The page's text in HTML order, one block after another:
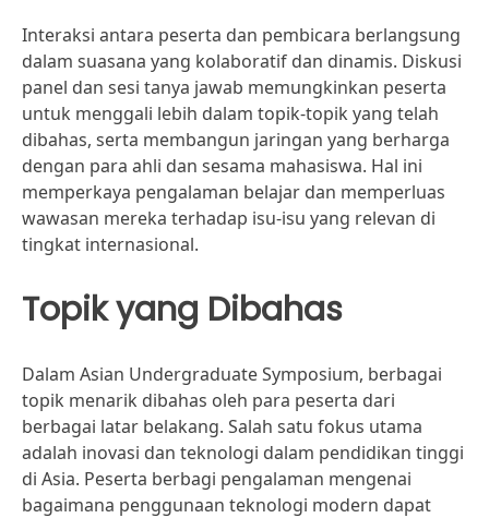
Interaksi antara peserta dan pembicara berlangsung
dalam suasana yang kolaboratif dan dinamis. Diskusi
panel dan sesi tanya jawab memungkinkan peserta
untuk menggali lebih dalam topik-topik yang telah
dibahas, serta membangun jaringan yang berharga
dengan para ahli dan sesama mahasiswa. Hal ini
memperkaya pengalaman belajar dan memperluas
wawasan mereka terhadap isu-isu yang relevan di
tingkat internasional.
Topik yang Dibahas
Dalam Asian Undergraduate Symposium, berbagai
topik menarik dibahas oleh para peserta dari
berbagai latar belakang. Salah satu fokus utama
adalah inovasi dan teknologi dalam pendidikan tinggi
di Asia. Peserta berbagi pengalaman mengenai
bagaimana penggunaan teknologi modern dapat